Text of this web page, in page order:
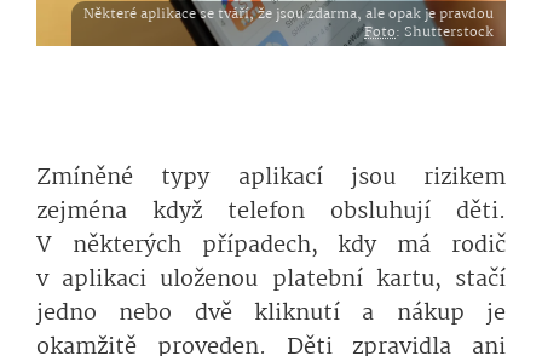
Některé aplikace se tváří, že jsou zdarma, ale opak je pravdou
Foto: Shutterstock
Zmíněné typy aplikací jsou rizikem
zejména když telefon obsluhují děti.
V některých případech, kdy má rodič
v aplikaci uloženou platební kartu, stačí
jedno nebo dvě kliknutí a nákup je
okamžitě proveden. Děti zpravidla ani